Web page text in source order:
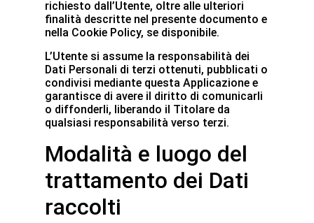
richiesto dall’Utente, oltre alle ulteriori
finalità descritte nel presente documento e
nella Cookie Policy, se disponibile.
L’Utente si assume la responsabilità dei
Dati Personali di terzi ottenuti, pubblicati o
condivisi mediante questa Applicazione e
garantisce di avere il diritto di comunicarli
o diffonderli, liberando il Titolare da
qualsiasi responsabilità verso terzi.
Modalità e luogo del
trattamento dei Dati
raccolti